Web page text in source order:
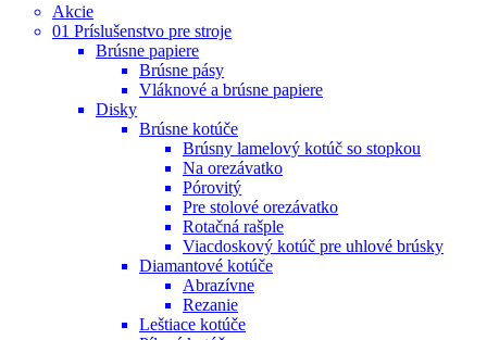
Akcie
01 Príslušenstvo pre stroje
Brúsne papiere
Brúsne pásy
Vláknové a brúsne papiere
Disky
Brúsne kotúče
Brúsny lamelový kotúč so stopkou
Na orezávatko
Pórovitý
Pre stolové orezávatko
Rotačná rašple
Viacdoskový kotúč pre uhlové brúsky
Diamantové kotúče
Abrazívne
Rezanie
Leštiace kotúče